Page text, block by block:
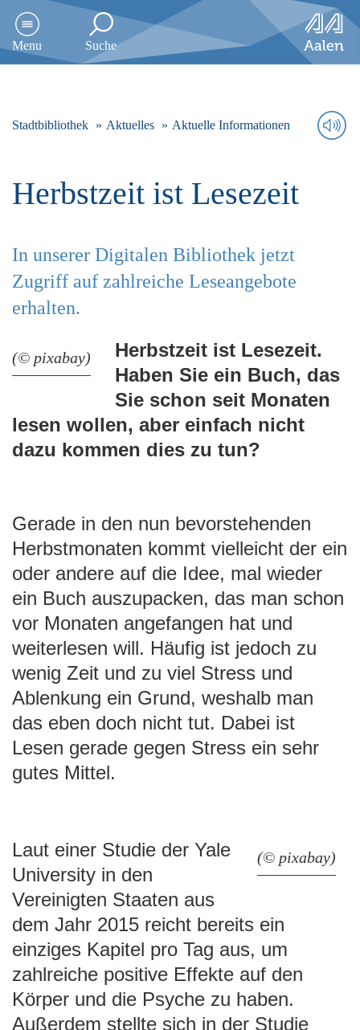
r
e
Menu Suche
Stadtbibliothek Aktuelles Aktuelle Informationen
Herbstzeit ist Lesezeit
In unserer Digitalen Bibliothek jetzt
Zugriff auf zahlreiche Leseangebote
erhalten.
(© pixabay)
Herbstzeit ist Lesezeit.
Haben Sie ein Buch, das
Sie schon seit Monaten
lesen wollen, aber einfach nicht
dazu kommen dies zu tun?
Gerade in den nun bevorstehenden
Herbstmonaten kommt vielleicht der ein
oder andere auf die Idee, mal wieder
ein Buch auszupacken, das man schon
vor Monaten angefangen hat und
weiterlesen will. Häufig ist jedoch zu
wenig Zeit und zu viel Stress und
Ablenkung ein Grund, weshalb man
das eben doch nicht tut. Dabei ist
Lesen gerade gegen Stress ein sehr
gutes Mittel.
(© pixabay)
Laut einer Studie der Yale
University in den
Vereinigten Staaten aus
dem Jahr 2015 reicht bereits ein
einziges Kapitel pro Tag aus, um
zahlreiche positive Effekte auf den
Körper und die Psyche zu haben.
Außerdem stellte sich in der Studie